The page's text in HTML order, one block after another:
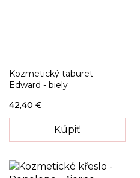
Kozmetický taburet -
Edward - biely
42,40 €
Kúpiť